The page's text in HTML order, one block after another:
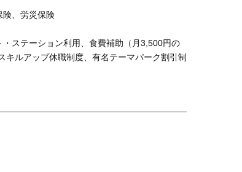
険、労災保険
ステーション利用、食費補助（月3,500円の
ルアップ休職制度、有名テーマパーク割引制